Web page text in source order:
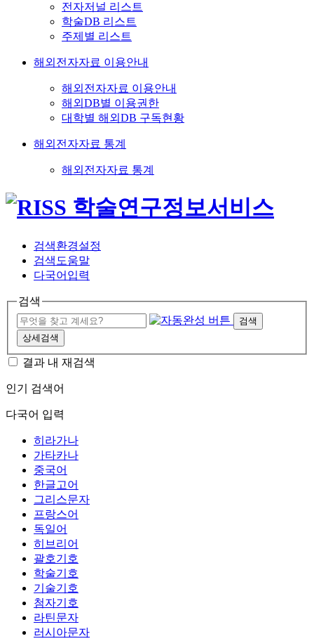
전자저널 리스트
학술DB 리스트
주제별 리스트
해외전자자료 이용안내
해외전자자료 이용안내
해외DB별 이용권한
대학별 해외DB 구독현황
해외전자자료 통계
해외전자자료 통계
검색환경설정
검색도움말
다국어입력
검색
검색
상세검색
결과 내 재검색
인기 검색어
다국어 입력
히라가나
가타카나
중국어
한글고어
그리스문자
프랑스어
독일어
히브리어
괄호기호
학술기호
기술기호
첨자기호
라틴문자
러시아문자